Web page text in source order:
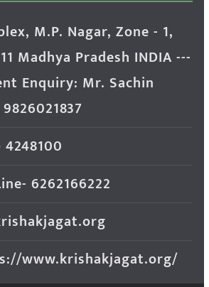
M.P. Nagar, Zone - 1,
Madhya Pradesh INDIA ---
Enquiry: Mr. Sachin
6262166222
www.krishakjagat.org/